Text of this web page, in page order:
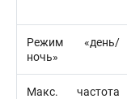
Режим «день/
ночь»
Макс. частота